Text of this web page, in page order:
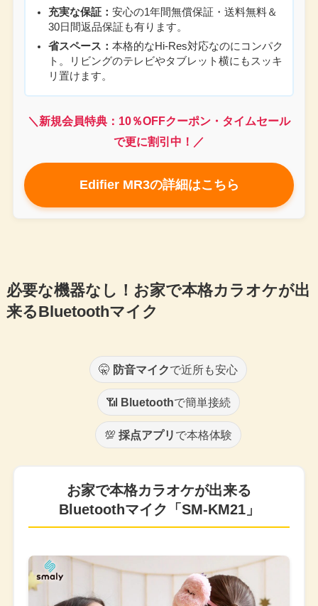
充実な保証： 安心の1年間無償保証・送料無料＆
30日間返品保証も有ります。
省スペース： 本格的なHi-Res対応なのにコンパク
ト。リビングのテレビやタブレット横にもスッキ
リ置けます。
＼新規会員特典：10％OFFクーポン・タイムセール
で更に割引中！／
Edifier MR3の詳細はこちら
必要な機器なし！お家で本格カラオケが出
来るBluetoothマイク
🤫 防音マイクで近所も安心
📶 Bluetoothで簡単接続
💯採点アプリ で本格体験
お家で本格カラオケが出来る
Bluetoothマイク「SM-KM21」